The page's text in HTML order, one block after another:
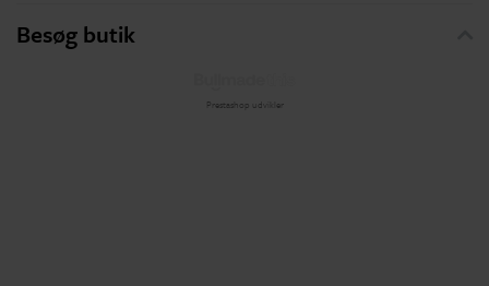
Besøg butik
Prestashop udvikler